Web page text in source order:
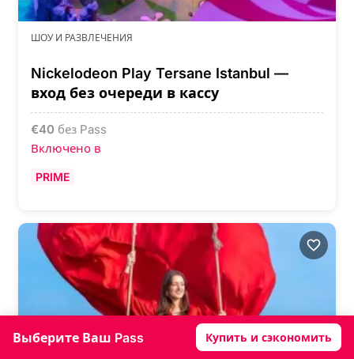
ШОУ И РАЗВЛЕЧЕНИЯ
Nickelodeon Play Tersane Istanbul —
вход без очереди в кассу
€40 без Pass
Включено в
PRIME
Выберите Ваш Pass Купить и сэкономить